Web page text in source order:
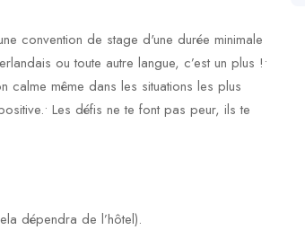
convention de stage d'une durée minimale
ou toute autre langue, c’est un plus !•
calme même dans les situations les plus
Les défis ne te font pas peur, ils te
dépendra de l’hôtel).